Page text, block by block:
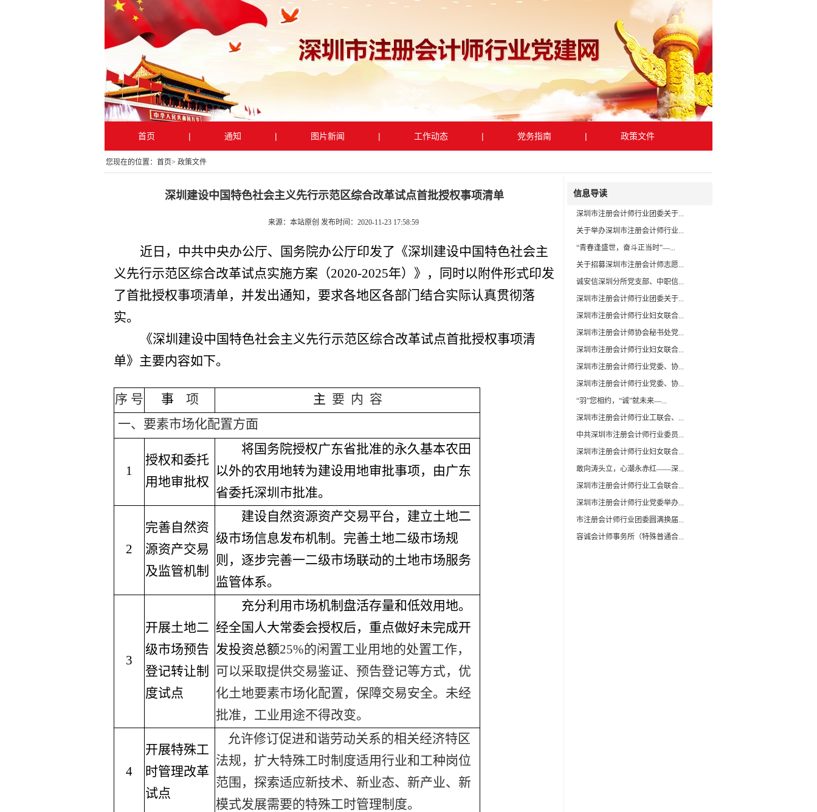
首页 | 通知 | 图片新闻 | 工作动态 | 党务指南 | 政策文件
您现在的位置： 首页> 政策文件
深圳建设中国特色社会主义先行示范区综合改革试点首批授权事项清单
来源：本站原创 发布时间：2020-11-23 17:58:59
近日，中共中央办公厅、国务院办公厅印发了《深圳建设中国特色社会主
义先行示范区综合改革试点实施方案（2020-2025年）》，同时以附件形式印发
了首批授权事项清单，并发出通知，要求各地区各部门结合实际认真贯彻落
实。
《深圳建设中国特色社会主义先行示范区综合改革试点首批授权事项清
单》主要内容如下。
序 号 事 项 主 要 内 容
一、要素市场化配置方面
1
授权和委托
用地审批权
将国务院授权广东省批准的永久基本农田
以外的农用地转为建设用地审批事项，由广东
省委托深圳市批准。
2
完善自然资
源资产交易
及监管机制
建设自然资源资产交易平台，建立土地二
级市场信息发布机制。完善土地二级市场规
则，逐步完善一二级市场联动的土地市场服务
监管体系。
3
开展土地二
级市场预告
登记转让制
度试点
充分利用市场机制盘活存量和低效用地。
经全国人大常委会授权后，重点做好未完成开
发投资总额25%的闲置工业用地的处置工作，
可以采取提供交易鉴证、预告登记等方式，优
化土地要素市场化配置，保障交易安全。未经
批准，工业用途不得改变。
4
开展特殊工
时管理改革
试点
允许修订促进和谐劳动关系的相关经济特区
法规，扩大特殊工时制度适用行业和工种岗位
范围，探索适应新技术、新业态、新产业、新
模式发展需要的特殊工时管理制度。
信息导读
深圳市注册会计师行业团委关于...
关于举办深圳市注册会计师行业...
“青春逢盛世，奋斗正当时”—...
关于招募深圳市注册会计师志愿...
诚安信深圳分所党支部、中职信...
深圳市注册会计师行业团委关于...
深圳市注册会计师行业妇女联合...
深圳市注册会计师协会秘书处党...
深圳市注册会计师行业妇女联合...
深圳市注册会计师行业党委、协...
深圳市注册会计师行业党委、协...
“羽”您相约，“诚”就未来—...
深圳市注册会计师行业工联会、...
中共深圳市注册会计师行业委员...
深圳市注册会计师行业妇女联合...
敢向涛头立，心潮永赤红——深...
深圳市注册会计师行业工会联合...
深圳市注册会计师行业党委举办...
市注册会计师行业团委圆满换届...
容诚会计师事务所（特殊普通合...